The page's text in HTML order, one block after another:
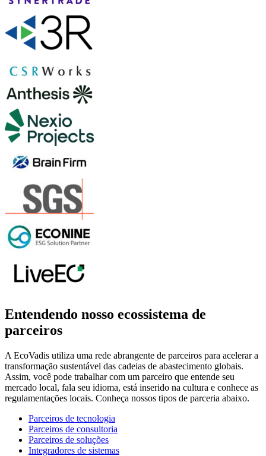
Entendendo nosso ecossistema de
parceiros
A EcoVadis utiliza uma rede abrangente de parceiros para acelerar a
transformação sustentável das cadeias de abastecimento globais.
Assim, você pode trabalhar com um parceiro que entende seu
mercado local, fala seu idioma, está inserido na cultura e conhece as
regulamentações locais. Conheça nossos tipos de parceria abaixo.
Parceiros de tecnologia
Parceiros de consultoria
Parceiros de soluções
Integradores de sistemas